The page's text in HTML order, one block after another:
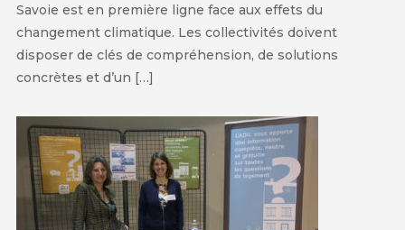
Savoie est en première ligne face aux effets du
changement climatique. Les collectivités doivent
disposer de clés de compréhension, de solutions
concrètes et d’un […]